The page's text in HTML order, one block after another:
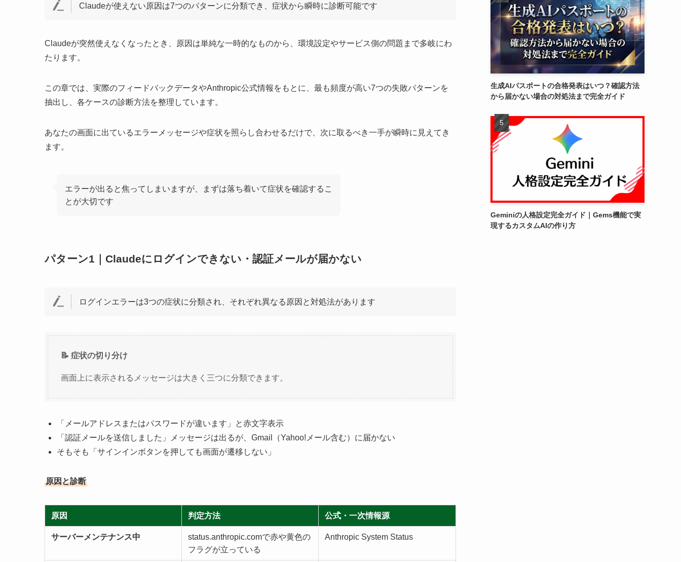
Claudeが使えない原因は7つのパターンに分類でき、症状から瞬時に診断可能です
Claudeが突然使えなくなったとき、原因は単純な一時的なものから、環境設定やサービス側の問題まで多岐にわ
たります。
この章では、実際のフィードバックデータやAnthropic公式情報をもとに、最も頻度が高い7つの失敗パターンを
抽出し、各ケースの診断方法を整理しています。
あなたの画面に出ているエラーメッセージや症状を照らし合わせるだけで、次に取るべき一手が瞬時に見えてき
ます。
エラーが出ると焦ってしまいますが、まずは落ち着いて症状を確認するこ
とが大切です
パターン1｜Claudeにログインできない・認証メールが届かない
ログインエラーは3つの症状に分類され、それぞれ異なる原因と対処法があります
📝 症状の切り分け
画面上に表示されるメッセージは大きく三つに分類できます。
「メールアドレスまたはパスワードが違います」と赤文字表示
「認証メールを送信しました」メッセージは出るが、Gmail（Yahoo!メール含む）に届かない
そもそも「サインインボタンを押しても画面が遷移しない」
原因と診断
原因 判定方法 公式・一次情報源
サーバーメンテナンス中
status.anthropic.comで赤や黄色の
フラグが立っている
Anthropic System Status
生成AIパスポートの合格発表はいつ？確認方法
から届かない場合の対処法まで完全ガイド
Geminiの人格設定完全ガイド｜Gems機能で実
現するカスタムAIの作り方